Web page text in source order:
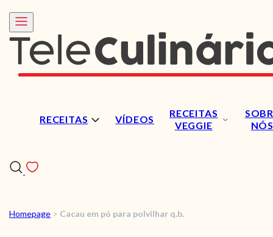
RECEITAS VÍDEOS
RECEITAS
VEGGIE
NÓS
RECEITAS
Homepage > Cacau em pó para polvilhar q.b.